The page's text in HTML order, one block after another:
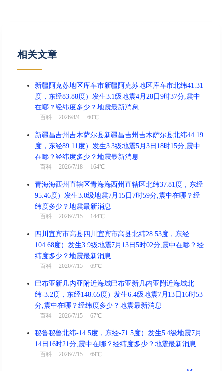
相关文章
新疆阿克苏地区库车市新疆阿克苏地区库车市北纬41.31
度，东经83.88度）发生3.1级地震4月28日9时37分,震中
在哪？经纬度多少？地震最新消息
百科 2026/8/4 60℃
新疆昌吉州吉木萨尔县新疆昌吉州吉木萨尔县北纬44.19
度，东经89.11度）发生3.3级地震5月3日18时15分,震中
在哪？经纬度多少？地震最新消息
百科 2026/7/18 164℃
青海海西州直辖区青海海西州直辖区北纬37.81度，东经
95.46度）发生3.0级地震7月15日7时59分,震中在哪？经
纬度多少？地震最新消息
百科 2026/7/15 144℃
四川宜宾市高县四川宜宾市高县北纬28.53度，东经
104.68度）发生3.9级地震7月13日5时02分,震中在哪？经
纬度多少？地震最新消息
百科 2026/7/15 69℃
巴布亚新几内亚附近海域巴布亚新几内亚附近海域北
纬-3.2度，东经148.65度）发生6.4级地震7月13日16时53
分,震中在哪？经纬度多少？地震最新消息
百科 2026/7/15 67℃
秘鲁秘鲁北纬-14.5度，东经-71.5度）发生5.4级地震7月
14日16时21分,震中在哪？经纬度多少？地震最新消息
百科 2026/7/15 69℃